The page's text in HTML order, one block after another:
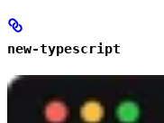
new-typescript